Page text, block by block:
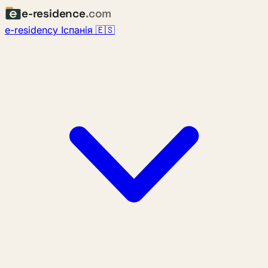
e-residence.com
e-residency Іспанія 🇪🇸